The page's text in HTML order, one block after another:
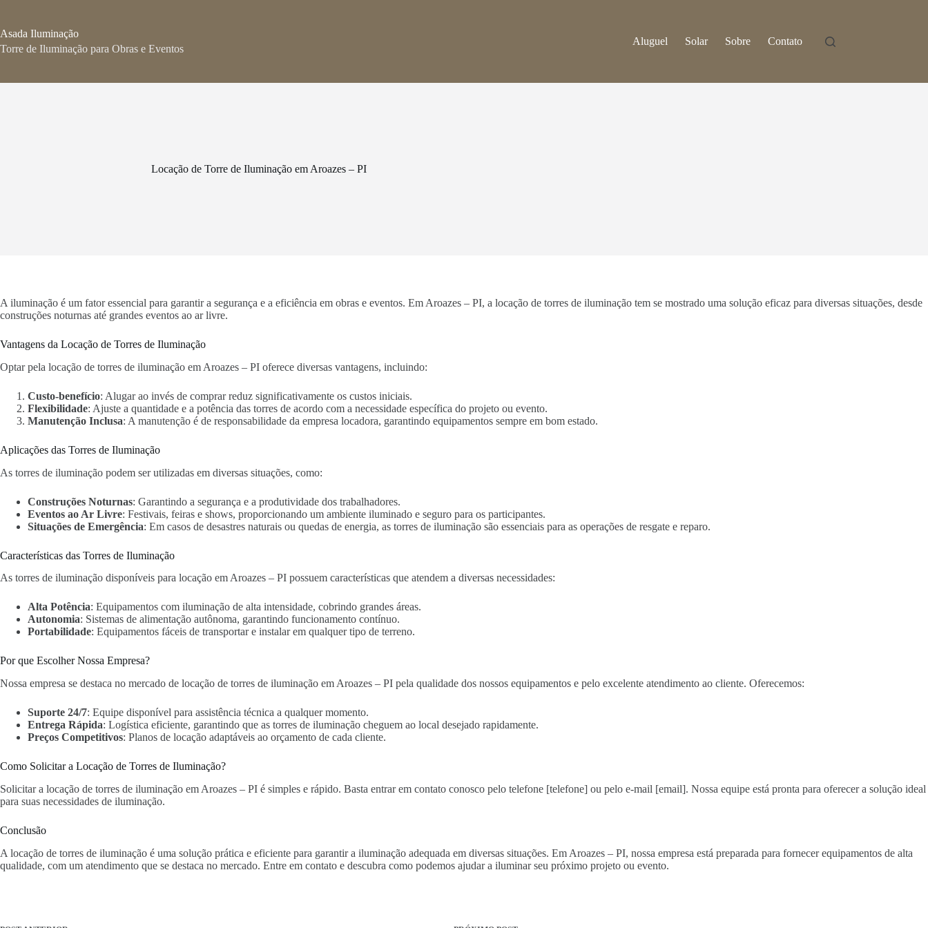
o
conteúdo
Asada Iluminação
Torre de Iluminação para Obras e Eventos
Aluguel Solar Sobre Contato
Locação de Torre de Iluminação em Aroazes – PI
A iluminação é um fator essencial para garantir a segurança e a eficiência em obras e eventos. Em Aroazes – PI, a locação de torres de iluminação tem se mostrado uma solução eficaz para diversas situações, desde
construções noturnas até grandes eventos ao ar livre.
Vantagens da Locação de Torres de Iluminação
Optar pela locação de torres de iluminação em Aroazes – PI oferece diversas vantagens, incluindo:
Custo-benefício: Alugar ao invés de comprar reduz significativamente os custos iniciais.
Flexibilidade: Ajuste a quantidade e a potência das torres de acordo com a necessidade específica do projeto ou evento.
Manutenção Inclusa: A manutenção é de responsabilidade da empresa locadora, garantindo equipamentos sempre em bom estado.
Aplicações das Torres de Iluminação
As torres de iluminação podem ser utilizadas em diversas situações, como:
Construções Noturnas: Garantindo a segurança e a produtividade dos trabalhadores.
Eventos ao Ar Livre: Festivais, feiras e shows, proporcionando um ambiente iluminado e seguro para os participantes.
Situações de Emergência: Em casos de desastres naturais ou quedas de energia, as torres de iluminação são essenciais para as operações de resgate e reparo.
Características das Torres de Iluminação
As torres de iluminação disponíveis para locação em Aroazes – PI possuem características que atendem a diversas necessidades:
Alta Potência: Equipamentos com iluminação de alta intensidade, cobrindo grandes áreas.
Autonomia: Sistemas de alimentação autônoma, garantindo funcionamento contínuo.
Portabilidade: Equipamentos fáceis de transportar e instalar em qualquer tipo de terreno.
Por que Escolher Nossa Empresa?
Nossa empresa se destaca no mercado de locação de torres de iluminação em Aroazes – PI pela qualidade dos nossos equipamentos e pelo excelente atendimento ao cliente. Oferecemos:
Suporte 24/7: Equipe disponível para assistência técnica a qualquer momento.
Entrega Rápida: Logística eficiente, garantindo que as torres de iluminação cheguem ao local desejado rapidamente.
Preços Competitivos: Planos de locação adaptáveis ao orçamento de cada cliente.
Como Solicitar a Locação de Torres de Iluminação?
Solicitar a locação de torres de iluminação em Aroazes – PI é simples e rápido. Basta entrar em contato conosco pelo telefone [telefone] ou pelo e-mail [email]. Nossa equipe está pronta para oferecer a solução ideal
para suas necessidades de iluminação.
Conclusão
A locação de torres de iluminação é uma solução prática e eficiente para garantir a iluminação adequada em diversas situações. Em Aroazes – PI, nossa empresa está preparada para fornecer equipamentos de alta
qualidade, com um atendimento que se destaca no mercado. Entre em contato e descubra como podemos ajudar a iluminar seu próximo projeto ou evento.